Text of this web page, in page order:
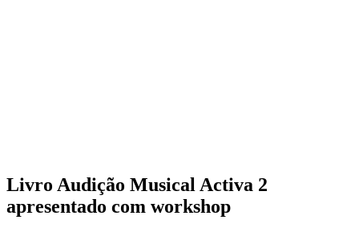
Livro Audição Musical Activa 2
apresentado com workshop